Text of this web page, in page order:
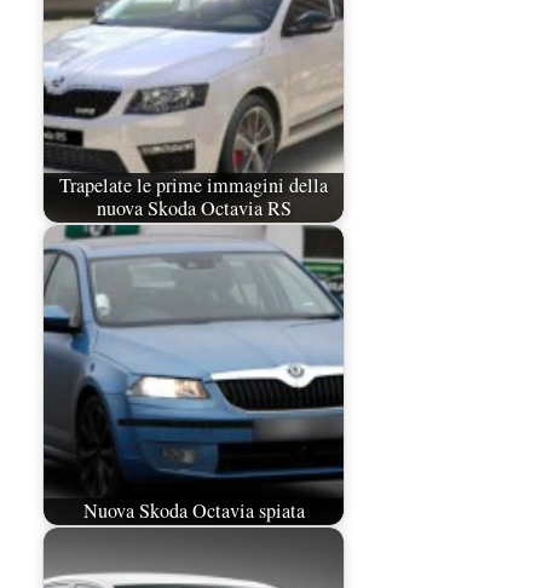
Trapelate le prime immagini della
nuova Skoda Octavia RS
Nuova Skoda Octavia spiata